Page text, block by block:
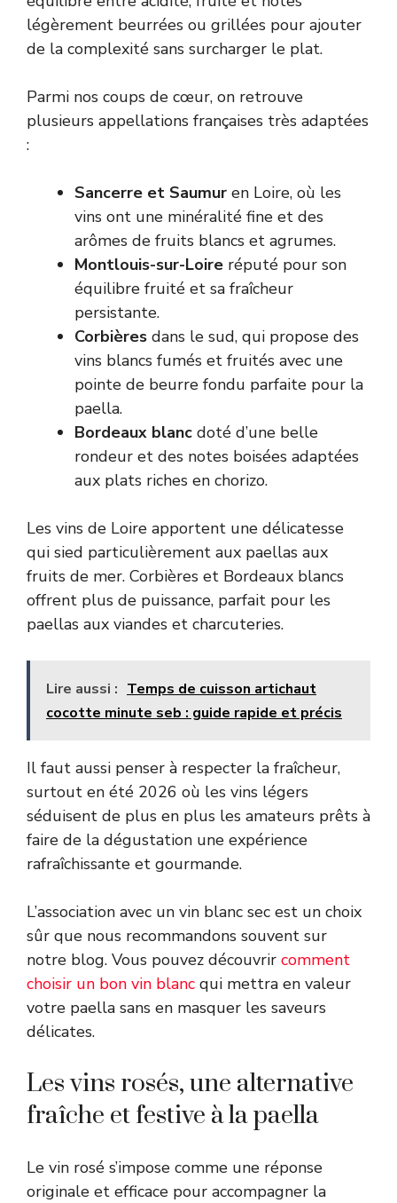
légèrement beurrées ou grillées pour ajouter
de la complexité sans surcharger le plat.
Parmi nos coups de cœur, on retrouve
plusieurs appellations françaises très adaptées
:
Sancerre et Saumur en Loire, où les
vins ont une minéralité fine et des
arômes de fruits blancs et agrumes.
Montlouis-sur-Loire réputé pour son
équilibre fruité et sa fraîcheur
persistante.
Corbières dans le sud, qui propose des
vins blancs fumés et fruités avec une
pointe de beurre fondu parfaite pour la
paella.
Bordeaux blanc doté d’une belle
rondeur et des notes boisées adaptées
aux plats riches en chorizo.
Les vins de Loire apportent une délicatesse
qui sied particulièrement aux paellas aux
fruits de mer. Corbières et Bordeaux blancs
offrent plus de puissance, parfait pour les
paellas aux viandes et charcuteries.
Lire aussi : Temps de cuisson artichaut
cocotte minute seb : guide rapide et précis
Il faut aussi penser à respecter la fraîcheur,
surtout en été 2026 où les vins légers
séduisent de plus en plus les amateurs prêts à
faire de la dégustation une expérience
rafraîchissante et gourmande.
L’association avec un vin blanc sec est un choix
sûr que nous recommandons souvent sur
notre blog. Vous pouvez découvrir comment
choisir un bon vin blanc qui mettra en valeur
votre paella sans en masquer les saveurs
délicates.
Les vins rosés, une alternative
fraîche et festive à la paella
Le vin rosé s’impose comme une réponse
originale et efficace pour accompagner la